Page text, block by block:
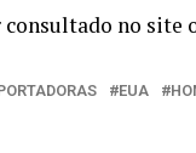
no site
EUA